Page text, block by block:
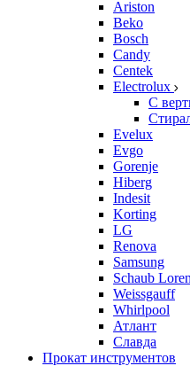
Ariston
Beko
Bosch
Candy
Centek
Electrolux
С
Evelux
Evgo
Gorenje
Hiberg
Indesit
Korting
LG
Renova
Samsung
Schaub
Weissgauff
Whirlpool
Атлант
Славда
Прокат инструментов